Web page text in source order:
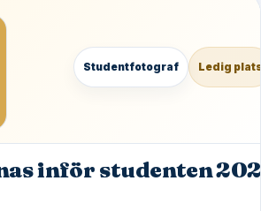
Studentfotograf Ledig
inför studenten